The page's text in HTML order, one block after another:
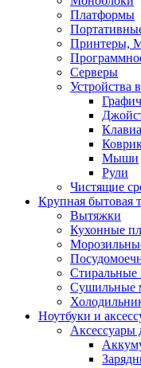
Платформы
Принтеры,
Серверы
Устройства
Мыши
Рули
Чистящие
Крупная бытовая
Вытяжки
Кухонные
Сушильные
Ноутбуки и
Аксессуары